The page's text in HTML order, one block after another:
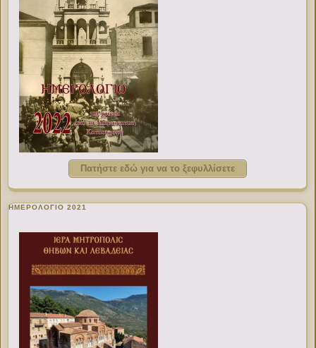
Πατήστε εδώ για να το ξεφυλλίσετε
ΗΜΕΡΟΛΟΓΙΟ 2021